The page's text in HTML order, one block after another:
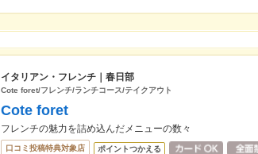
イタリアン・フレンチ｜春日部
Cote foret/フレンチ/ランチコース/テイクアウト
Cote foret
フレンチの魅力を詰め込んだメニューの数々
口コミ投稿特典対象店 ポイントつかえる